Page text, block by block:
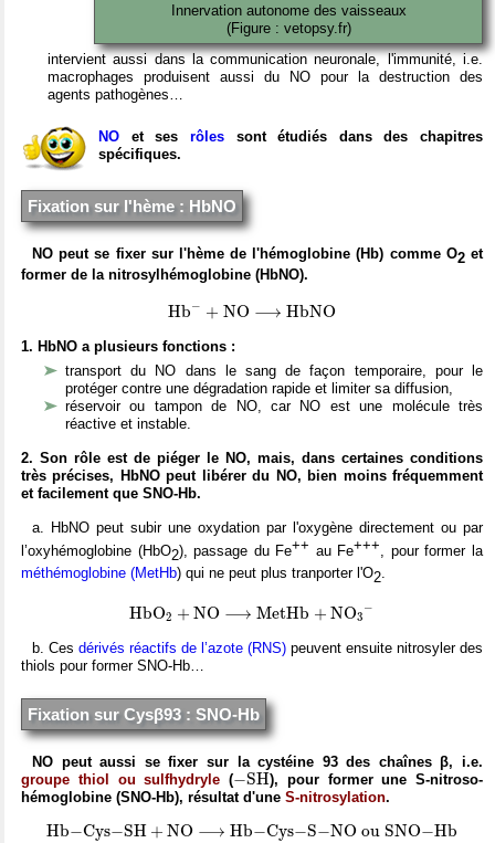
Innervation autonome des vaisseaux
(Figure : vetopsy.fr)
intervient aussi dans la communication neuronale, l'immunité, i.e.
macrophages produisent aussi du NO pour la destruction des
agents pathogènes…
NO et ses rôlessont étudiés dans des chapitres
spécifiques.
Fixation sur l'hème : HbNO
NO peut se fixer sur l'hème de l'hémoglobine (Hb) comme O2et
former de la nitrosylhémoglobine (HbNO).
Hb− + NO
Hb X NO ⟶
⟶ HbNO
Hb NO
1. HbNO a plusieurs fonctions :
transport du NO dans le sang de façon temporaire, pour le
protéger contre une dégradation rapide et limiter sa diffusion,
réservoir ou tampon de NO, car NO est une molécule très
réactive et instable.
2. Son rôle est de piéger le NO, mais, dans certaines conditions
très précises, HbNO peut libérer du NO, bien moins fréquemment
et facilement que SNO-Hb.
a. HbNO peut subir une oxydation par l'oxygène directement ou par
l’oxyhémoglobine (HbO2), passage du Fe++ au Fe+++, pour former la
méthémoglobine (MetHb) qui ne peut plus tranporter l'O2
HbO2 + NO
Hb OX 2+NO ⟶
⟶ MetHb + NO3
−
Me Hb OX3
b. Ces dérivés réactifs de l’azote (RNS) peuvent ensuite nitrosyler des
thiols pour former SNO-Hb…
Fixation sur Cysβ93 : SNO-Hb
NO peut aussi se fixer sur la cystéine 93 des chaînes β, i.e.
groupe thiol ou sulfhydryle (−SH
−SH ), pour former une S-nitroso-
hémoglobine (SNO-Hb), résultat d'une S-nitrosylation.
Hb−Cys−SH + NO
Hb Cy SH+ N O ⟶
⟶ Hb−Cys−S−NO ou SNO−Hb
Hb Cy S− NO o NO− b